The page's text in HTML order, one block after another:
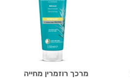
מרכך רוזמרין מחייה